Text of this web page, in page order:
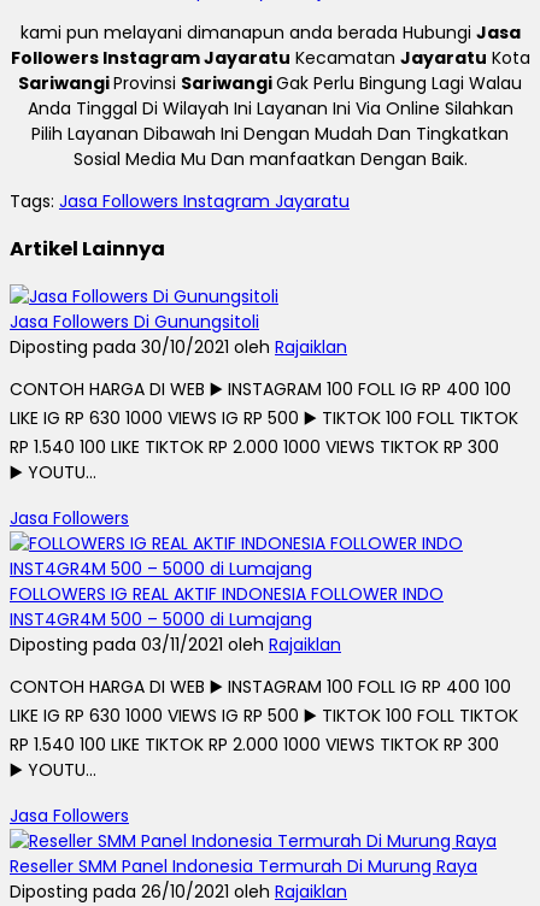
kami pun melayani dimanapun anda berada Hubungi Jasa
Followers Instagram Jayaratu Kecamatan Jayaratu Kota
SariwangiProvinsi SariwangiGak Perlu Bingung Lagi Walau
Anda Tinggal Di Wilayah Ini Layanan Ini Via Online Silahkan
Pilih Layanan Dibawah Ini Dengan Mudah Dan Tingkatkan
Sosial Media Mu Dan manfaatkan Dengan Baik.
Tags: Jasa Followers Instagram Jayaratu
Artikel Lainnya
Jasa Followers Di Gunungsitoli
Diposting pada 30/10/2021 oleh Rajaiklan
CONTOH HARGA DI WEB ▶️ INSTAGRAM 100 FOLL IG RP 400 100
LIKE IG RP 630 1000 VIEWS IG RP 500 ▶️ TIKTOK 100 FOLL TIKTOK
RP 1.540 100 LIKE TIKTOK RP 2.000 1000 VIEWS TIKTOK RP 300
▶️ YOUTU...
Jasa Followers
FOLLOWERS IG REAL AKTIF INDONESIA FOLLOWER INDO
INST4GR4M 500 – 5000 di Lumajang
Diposting pada 03/11/2021 oleh Rajaiklan
CONTOH HARGA DI WEB ▶️ INSTAGRAM 100 FOLL IG RP 400 100
LIKE IG RP 630 1000 VIEWS IG RP 500 ▶️ TIKTOK 100 FOLL TIKTOK
RP 1.540 100 LIKE TIKTOK RP 2.000 1000 VIEWS TIKTOK RP 300
▶️ YOUTU...
Jasa Followers
Reseller SMM Panel Indonesia Termurah Di Murung Raya
Diposting pada 26/10/2021 oleh Rajaiklan